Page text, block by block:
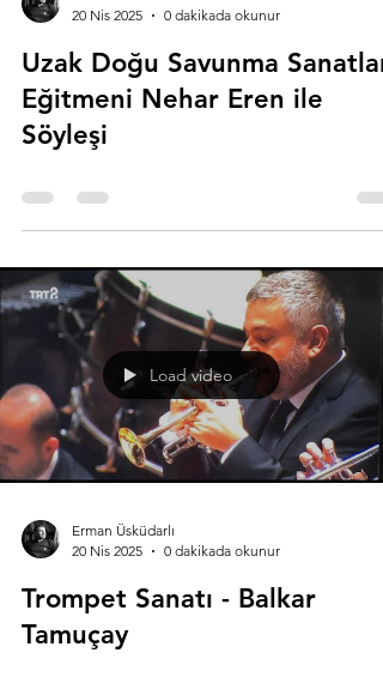
20 Nis 2025
0 dakikada okunur
Uzak Doğu Savunma Sanatları
Eğitmeni Nehar Eren ile
Söyleşi
Load video
Erman Üsküdarlı
20 Nis 2025
0 dakikada okunur
Trompet Sanatı - Balkar
Tamuçay